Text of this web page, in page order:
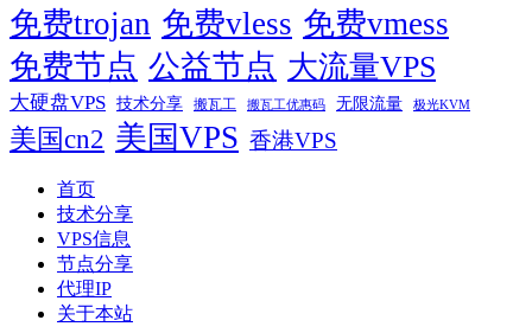
免费trojan 免费vless 免费vmess
免费节点 公益节点 大流量VPS
大硬盘VPS 技术分享 搬瓦工 搬瓦工优惠码 无限流量 极光KVM
美国cn2 美国VPS 香港VPS
首页
技术分享
VPS信息
节点分享
代理IP
关于本站